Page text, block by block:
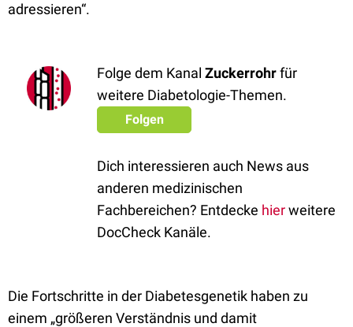
adressieren“.
Folge dem Kanal Zuckerrohrfür
weitere Diabetologie-Themen.
Folgen
Dich interessieren auch News aus
anderen medizinischen
Fachbereichen? Entdecke hierweitere
DocCheck Kanäle.
Die Fortschritte in der Diabetesgenetik haben zu
einem „größeren Verständnis und damit